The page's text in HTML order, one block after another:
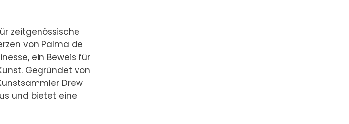
zeitgenössische
von Palma de
ein Beweis für
Gegründet von
Drew
und bietet eine